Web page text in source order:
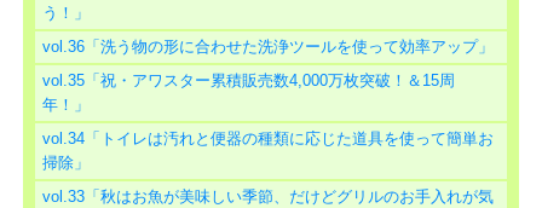
う！」
vol.36「洗う物の形に合わせた洗浄ツールを使って効率アップ」
vol.35「祝・アワスター累積販売数4,000万枚突破！＆15周
年！」
vol.34「トイレは汚れと便器の種類に応じた道具を使って簡単お
掃除」
vol.33「秋はお魚が美味しい季節、だけどグリルのお手入れが気